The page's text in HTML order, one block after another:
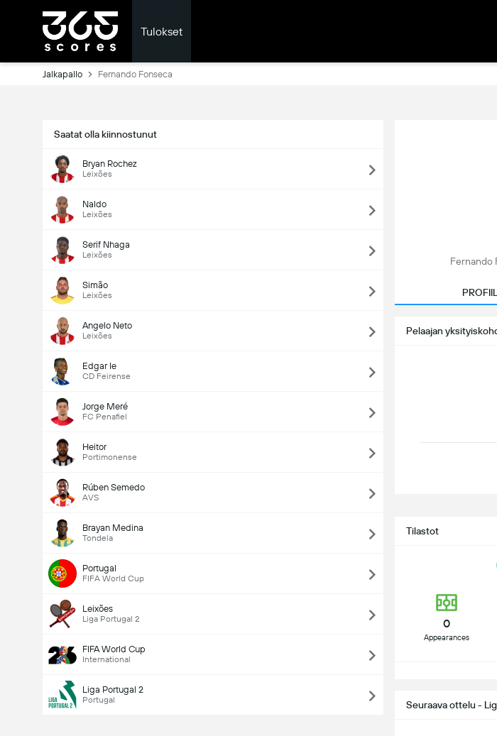
Tulokset
Jalkapallo Fernando Fonseca
Saatat olla kiinnostunut
Bryan Rochez
Leixões
Naldo
Leixões
Serif Nhaga
Leixões
Simão
Leixões
Angelo Neto
Leixões
Edgar Ie
CD Feirense
Jorge Meré
FC Penafiel
Heitor
Portimonense
Rúben Semedo
AVS
Brayan Medina
Tondela
Portugal
FIFA World Cup
Leixões
Liga Portugal 2
FIFA World Cup
International
Liga Portugal 2
Portugal
Fernando
Pelaajan
Tilastot
0
Appearances
Seuraava ottelu -